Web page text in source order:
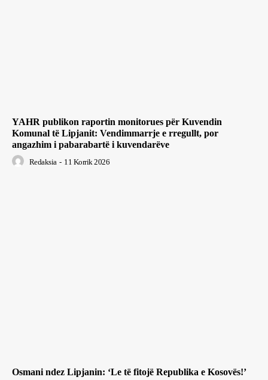
YAHR publikon raportin monitorues për Kuvendin
Komunal të Lipjanit: Vendimmarrje e rregullt, por
angazhim i pabarabartë i kuvendarëve
Redaksia - 11 Korrik 2026
Osmani ndez Lipjanin: ‘Le të fitojë Republika e Kosovës!’